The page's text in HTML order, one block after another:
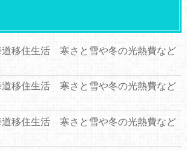
道移住生活 寒さと雪や冬の光熱費など
道移住生活 寒さと雪や冬の光熱費など
道移住生活 寒さと雪や冬の光熱費など